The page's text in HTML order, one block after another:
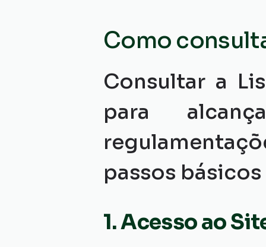
Como
Consultar a
para
passos
1. Acesso ao